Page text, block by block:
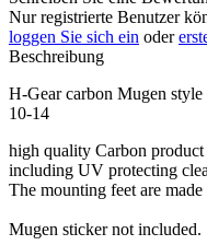
Nur registrierte Benutzer
loggen Sie sich ein oder
Beschreibung
H-Gear carbon Mugen
10-14
high quality Carbon
including UV protecting
The mounting feet are
Mugen sticker not included.